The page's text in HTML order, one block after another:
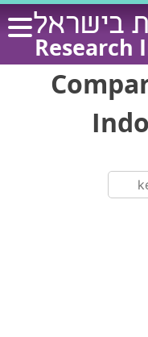
בישראל
Research